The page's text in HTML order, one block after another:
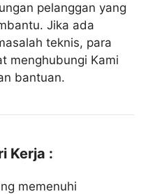
pelanggan yang
Jika ada
teknis, para
menghubungi Kami
bantuan.
Kerja :
memenuhi